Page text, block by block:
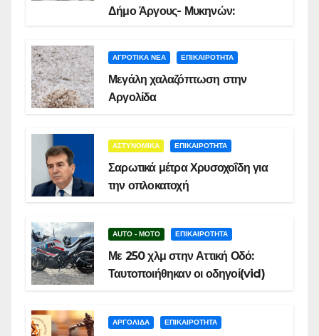
Δήμο Άργους- Μυκηνών:
ΑΓΡΟΤΙΚΑ ΝΕΑ ΕΠΙΚΑΙΡΟΤΗΤΑ
Μεγάλη χαλαζόπτωση στην
Αργολίδα
ΑΣΤΥΝΟΜΙΚΑ ΕΠΙΚΑΙΡΟΤΗΤΑ
Σαρωτικά μέτρα Χρυσοχοΐδη για
την οπλοκατοχή
AUTO - MOTO ΕΠΙΚΑΙΡΟΤΗΤΑ
Με 250 χλμ στην Αττική Οδό:
Ταυτοποιήθηκαν οι οδηγοί(vid)
ΑΡΓΟΛΙΔΑ ΕΠΙΚΑΙΡΟΤΗΤΑ